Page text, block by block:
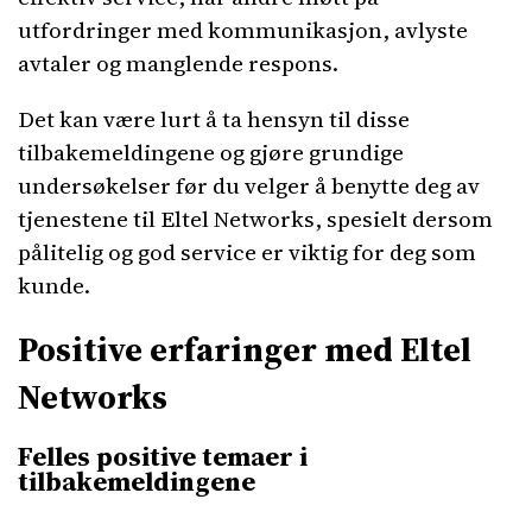
utfordringer med kommunikasjon, avlyste
avtaler og manglende respons.
Det kan være lurt å ta hensyn til disse
tilbakemeldingene og gjøre grundige
undersøkelser før du velger å benytte deg av
tjenestene til Eltel Networks, spesielt dersom
pålitelig og god service er viktig for deg som
kunde.
Positive erfaringer med Eltel
Networks
Felles positive temaer i
tilbakemeldingene